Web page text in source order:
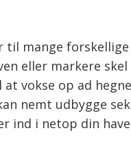
til mange
eller markere
vokse op ad
nemt udbygge
ind i netop din